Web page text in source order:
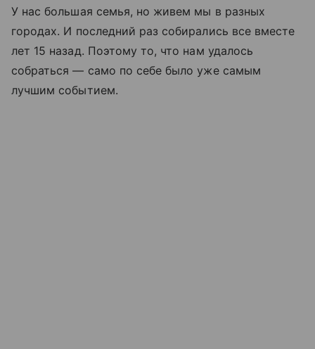
У нас большая семья, но живем мы в разных
городах. И последний раз собирались все вместе
лет 15 назад. Поэтому то, что нам удалось
собраться — само по себе было уже самым
лучшим событием.